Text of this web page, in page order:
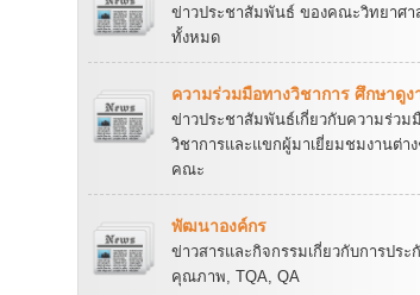
ข่าวประชาสัมพันธ์ ของคณะวิทยาศา
ทั้งหมด
ความร่วมมือทางวิชาการ ศึกษาดูง
ข่าวประชาสัมพันธ์เกี่ยวกับความร่วม
วิชาการและแขกผู้มาเยี่ยมชมงานต่า
คณะ
พัฒนาองค์กร
ข่าวสารและกิจกรรมเกี่ยวกับการประ
คุณภาพ, TQA, QA